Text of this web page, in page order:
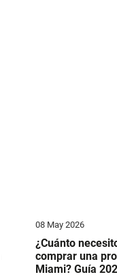
08 May 2026
¿Cuánto
comprar una
Miami? Guía